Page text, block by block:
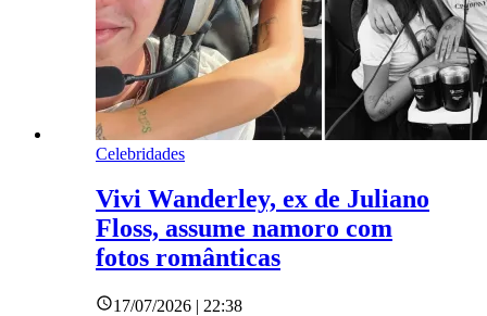
Celebridades
Vivi Wanderley, ex de Juliano
Floss, assume namoro com
fotos românticas
17/07/2026 | 22:38